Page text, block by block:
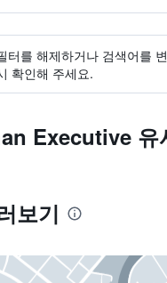
터를 해제하거나 검색어를
확인해 주세요.
Executive 유
보기